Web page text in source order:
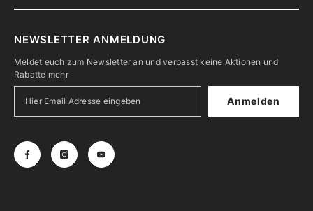
NEWSLETTER ANMELDUNG
Meldet euch zum Newsletter an und verpasst keine Aktionen und
Rabatte mehr
Anmelden